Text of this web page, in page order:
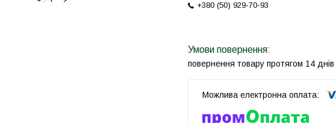
+380 (50) 929-70-93
повернення товару протягом 14 днів